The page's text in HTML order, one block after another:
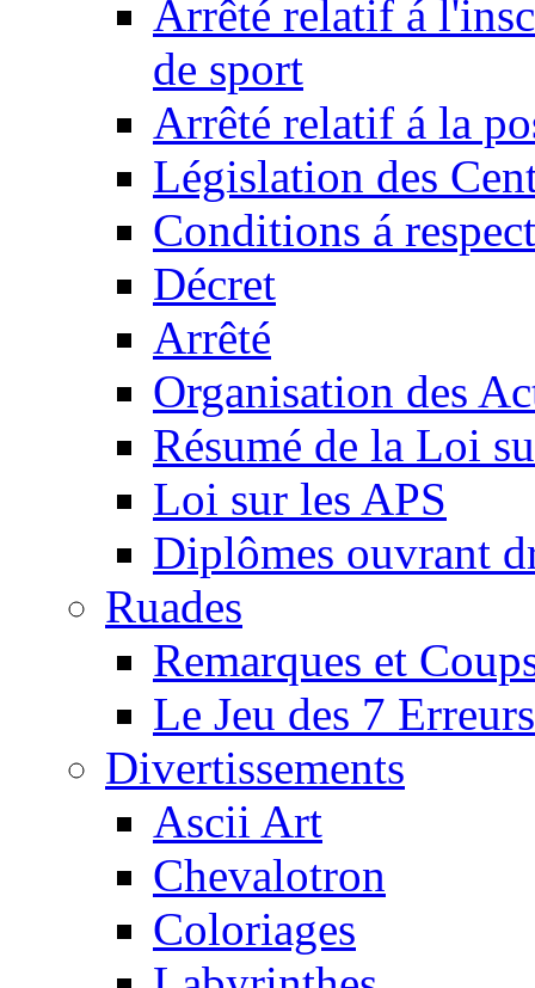
Arrêté relatif á
de sport
Arrêté relatif á la
Législation des
Conditions á
Décret
Arrêté
Organisation des
Résumé de la Loi
Loi sur les APS
Diplômes ouvrant
Ruades
Remarques et
Le Jeu des 7 Erreurs
Divertissements
Ascii Art
Chevalotron
Coloriages